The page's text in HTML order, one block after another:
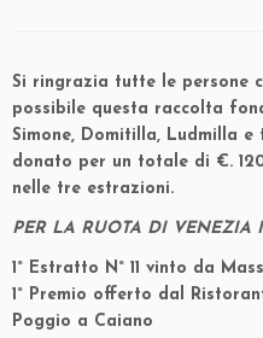
Si ringrazia tutte le persone
possibile questa raccolta
Simone, Domitilla, Ludmilla
donato per un totale di €.
nelle tre estrazioni.
PER LA RUOTA DI VENEZIA
1° Estratto N° 11 vinto da
1° Premio offerto dal
Poggio a Caiano